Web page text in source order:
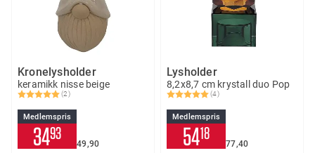
Kronelysholder
keramikk nisse beige
Karakter:
(2)
5.0 av 5 mulige
Medlemspris
3493
49 90
Lysholder
8,2x8,7 cm krystall duo Pop
Karakter:
(4)
5.0 av 5 mulige
Medlemspris
5418
77 40